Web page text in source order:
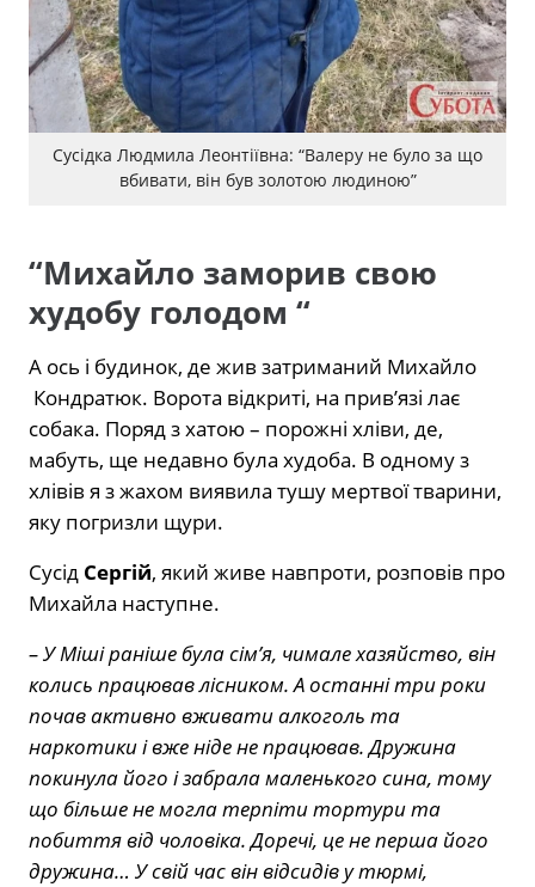
Сусідка Людмила Леонтіївна: “Валеру не було за що
вбивати, він був золотою людиною”
“Михайло заморив свою
худобу голодом “
А ось і будинок, де жив затриманий Михайло
Кондратюк. Ворота відкриті, на прив’язі лає
собака. Поряд з хатою – порожні хліви, де,
мабуть, ще недавно була худоба. В одному з
хлівів я з жахом виявила тушу мертвої тварини,
яку погризли щури.
Сусід Сергій, який живе навпроти, розповів про
Михайла наступне.
– У Міші раніше була сім’я, чимале хазяйство, він
колись працював лісником. А останні три роки
почав активно вживати алкоголь та
наркотики і вже ніде не працював. Дружина
покинула його і забрала маленького сина, тому
що більше не могла терпіти тортури та
побиття від чоловіка. Доречі, це не перша його
дружина… У свій час він відсидів у тюрмі,